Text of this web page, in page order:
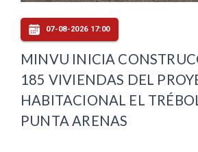
07-08-2026 17:00
MINVU INICIA
185 VIVIENDAS DEL
HABITACIONAL EL
PUNTA ARENAS